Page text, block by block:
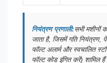
नियंत्रण प्रणाली:सभी मशीनों
जाता है, जिसमें गति नियंत्रण,
फॉल्ट अलार्म और स्वचालित
फॉल्ट कोड इंगित करें) शामिल